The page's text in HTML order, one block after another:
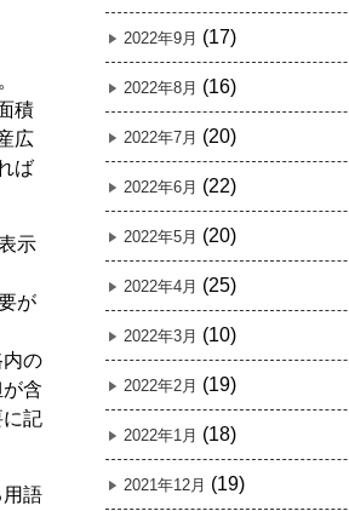
積
広
ば
示
が
の
含
記
語
2022年9月 (17)
2022年8月 (16)
2022年7月 (20)
2022年6月 (22)
2022年5月 (20)
2022年4月 (25)
2022年3月 (10)
2022年2月 (19)
2022年1月 (18)
2021年12月 (19)